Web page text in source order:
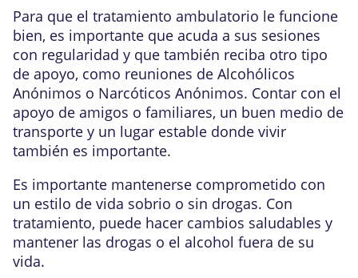
Para que el tratamiento ambulatorio le funcione
bien, es importante que acuda a sus sesiones
con regularidad y que también reciba otro tipo
de apoyo, como reuniones de Alcohólicos
Anónimos o Narcóticos Anónimos. Contar con el
apoyo de amigos o familiares, un buen medio de
transporte y un lugar estable donde vivir
también es importante.
Es importante mantenerse comprometido con
un estilo de vida sobrio o sin drogas. Con
tratamiento, puede hacer cambios saludables y
mantener las drogas o el alcohol fuera de su
vida.